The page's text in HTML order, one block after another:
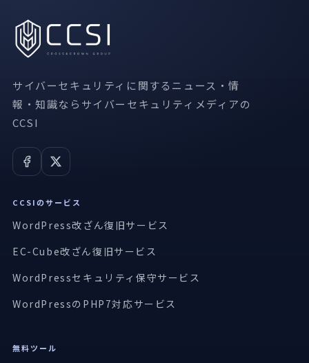
サイバーセキュリティに関するニュース・情
報・知識ならサイバーセキュリティメディアの
CCSI
CCSIのサービス
WordPress改ざん復旧サービス
EC-Cube改ざん復旧サービス
WordPressセキュリティ保守サービス
WordPressのPHP7対応サービス
無料ツール